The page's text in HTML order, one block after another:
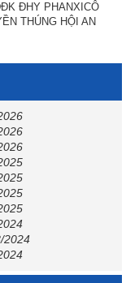
ĐHY PHANXICÔ
THÚNG HỘI AN
2024